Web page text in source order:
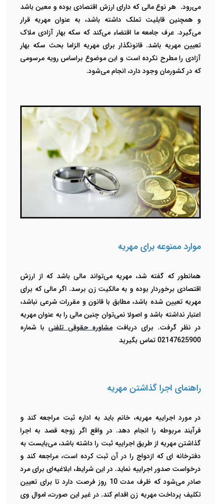
می‌رود. هر نوع مالی که دارای ارزش اقتصادی بوده و معین باشد
و همچنین قابلیت تملک داشته باشد، به عنوان مهریه قرار
می‌گیرد. عرف جامعه ما اقتضاء می‌کند که سکه بهار آزادی ملاک
تعیین مهریه باشد. قانونگذار برای مهریه الزاما بحث سکه بهار
آزادی را مطرح نکرده است و این موضوع براساس رویه مرسومی
که در کشورمان وجود دارد، انجام می‌شود.
موارد ممنوعه برای مهریه
همانطور که گفته شد، مهریه می‌تواند مالی باشد که از ارزش
اقتصادی برخوردار بوده و به مالکیت زن برسد. اگر مالی که برای
مهریه تعیین شده باشد، مطابق با قانون و مقررات شرعی نباشد،
اعتبار نداشته باشد و اصولا نمی‌توان چنین مالی را به عنوان مهریه
در نظر گرفت. برای دریافتمشاوره حقوقی تلفنیبا شماره
02147625900 تماس بگیرید
راهنمای اجرا گذاشتن مهریه
در مورد اجراییه مهریه، خانم باید به اداره ثبت مراجعه کند و
فرآیند مربوطه را انجام دهد. در واقع اگر زوجه قصد به اجرا
گذاشتن مهریه از طریق اجراییه ثبت را داشته باشد، می‌بایست به
دفترخانه ای که ازدواج را در آن ثبت کرده است، مراجعه کند و
درخواست صدور اجراییه نماید. در این شرایط، ابلاغیه‌ای برای مرد
صادر می‌شود که ظرف مدت 10 روز فرصت دارد تا برای تعیین
تکلیف پرداخت مهریه زن اقدام کند. در غیر این صورت، اموال وی